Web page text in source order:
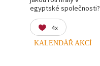
egyptské společnosti?
4x
KALENDÁŘ AKCÍ